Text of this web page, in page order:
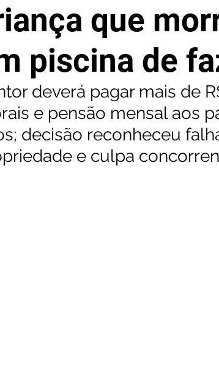
que
piscina de
deverá pagar mais de
e pensão mensal aos
decisão reconheceu
e culpa